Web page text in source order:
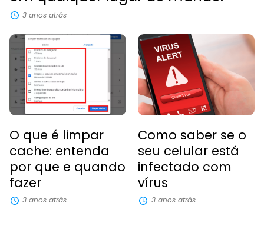
3 anos atrás
O que é limpar
cache: entenda
por que e quando
fazer
3 anos atrás
Como saber se o
seu celular está
infectado com
vírus
3 anos atrás